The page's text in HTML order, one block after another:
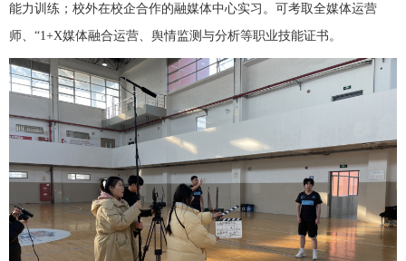
能力训练；校外在校企合作的融媒体中心实习。可考取全媒体运营
师、 “1+X媒体融合运营、舆情监测与分析等职业技能证书。